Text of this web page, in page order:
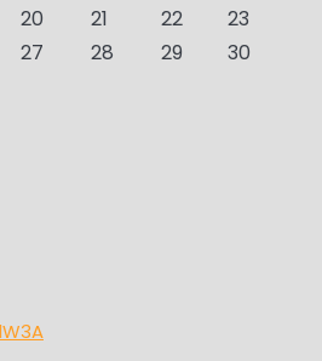
20 21 22
23
27 28 29
30